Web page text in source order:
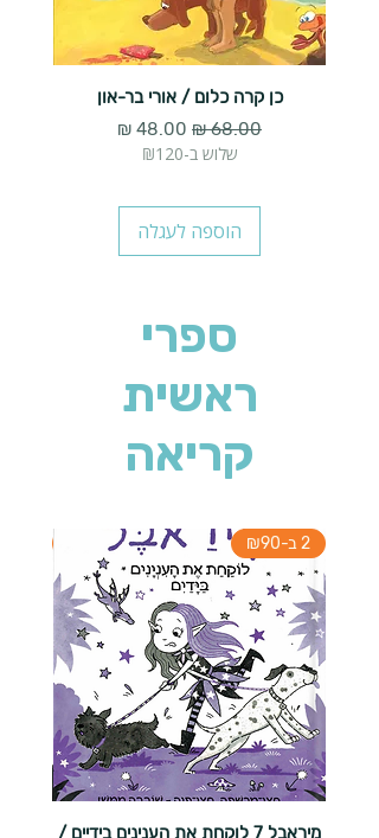
כן קרה כלום / אורי בר-און
מחיר רגיל מחיר מבצע
שלוש ב-₪120
הוספה לעגלה
ספרי
ראשית
קריאה
2 ב-₪90
מיראבל 7 לוקחת את הענינים בידיים /